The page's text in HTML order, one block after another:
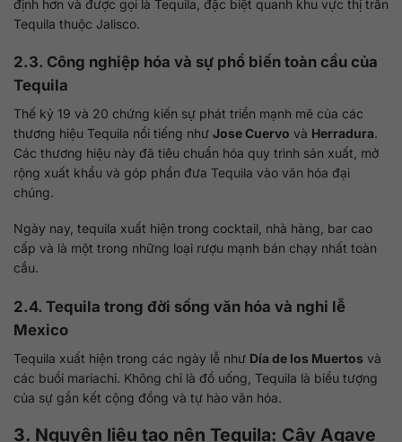
định hơn và được gọi là Tequila, đặc biệt quanh khu vực thị trấn
Tequila thuộc Jalisco.
2.3. Công nghiệp hóa và sự phổ biến toàn cầu của
Tequila
Thế kỷ 19 và 20 chứng kiến sự phát triển mạnh mẽ của các
thương hiệu Tequila nổi tiếng như Jose Cuervo và Herradura.
Các thương hiệu này đã tiêu chuẩn hóa quy trình sản xuất, mở
rộng xuất khẩu và góp phần đưa Tequila vào văn hóa đại
chúng.
Ngày nay, tequila xuất hiện trong cocktail, nhà hàng, bar cao
cấp và là một trong những loại rượu mạnh bán chạy nhất toàn
cầu.
2.4. Tequila trong đời sống văn hóa và nghi lễ
Mexico
Tequila xuất hiện trong các ngày lễ như Día de los Muertos và
các buổi mariachi. Không chỉ là đồ uống, Tequila là biểu tượng
của sự gắn kết cộng đồng và tự hào văn hóa.
3. Nguyên liệu tạo nên Tequila: Cây Agave